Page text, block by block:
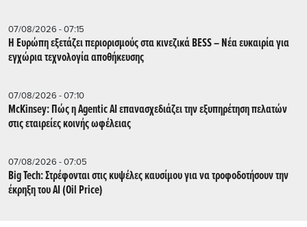
07/08/2026 - 07:15
Η Ευρώπη εξετάζει περιορισμούς στα κινεζικά BESS – Νέα ευκαιρία για
εγχώρια τεχνολογία αποθήκευσης
07/08/2026 - 07:10
McKinsey: Πώς η Agentic AI επανασχεδιάζει την εξυπηρέτηση πελατών
στις εταιρείες κοινής ωφέλειας
07/08/2026 - 07:05
Big Tech: Στρέφονται στις κυψέλες καυσίμου για να τροφοδοτήσουν την
έκρηξη του AI (Oil Price)